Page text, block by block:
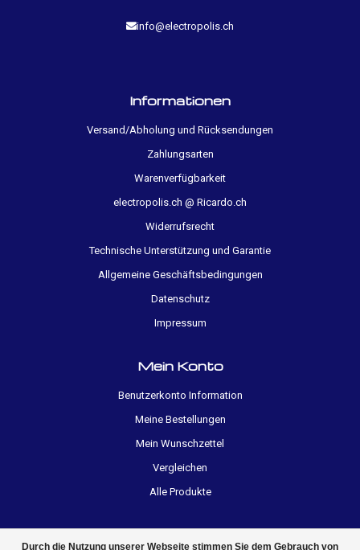
Durch die Nutzung unserer Webseite stimmen Sie dem Gebrauch von
info@electropolis.ch
Informationen
Versand/Abholung und Rücksendungen
Zahlungsarten
Warenverfügbarkeit
electropolis.ch @ Ricardo.ch
Widerrufsrecht
Technische Unterstützung und Garantie
Allgemeine Geschäftsbedingungen
Datenschutz
Impressum
Mein Konto
Benutzerkonto Information
Meine Bestellungen
Mein Wunschzettel
Vergleichen
Alle Produkte